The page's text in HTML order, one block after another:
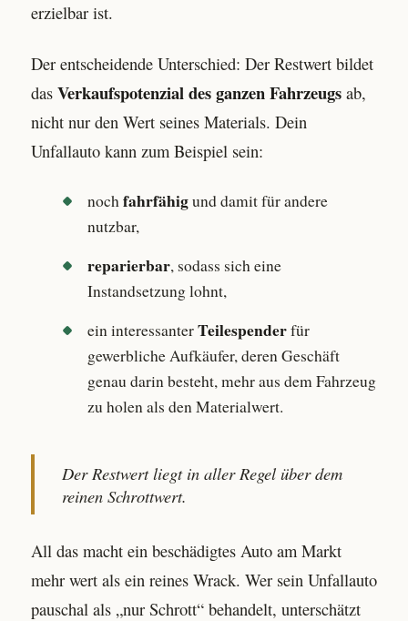
erzielbar ist.
Der entscheidende Unterschied: Der Restwert bildet
das Verkaufspotenzial des ganzen Fahrzeugs ab,
nicht nur den Wert seines Materials. Dein
Unfallauto kann zum Beispiel sein:
nochfahrfähigund damit für andere
nutzbar,
reparierbar, sodass sich eine
Instandsetzung lohnt,
ein interessanterTeilespenderfür
gewerbliche Aufkäufer, deren Geschäft
genau darin besteht, mehr aus dem Fahrzeug
zu holen als den Materialwert.
Der Restwert liegt in aller Regel über dem
reinen Schrottwert.
All das macht ein beschädigtes Auto am Markt
mehr wert als ein reines Wrack. Wer sein Unfallauto
pauschal als „nur Schrott“ behandelt, unterschätzt